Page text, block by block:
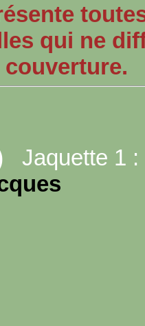
qui ne
Jaquette 1 :